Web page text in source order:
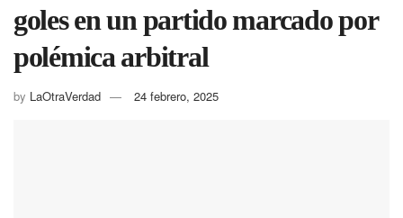
goles en un partido marcado por
polémica arbitral
by LaOtraVerdad 24 febrero, 2025